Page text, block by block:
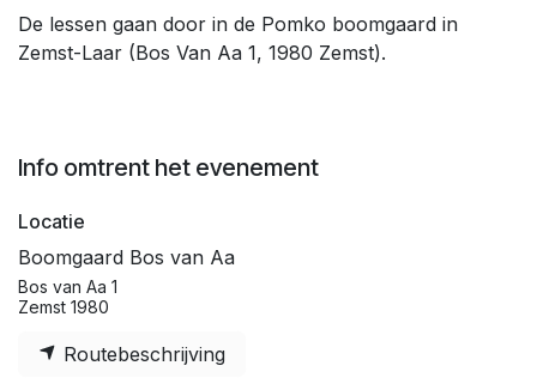
De lessen gaan door in de Pomko boomgaard in
Zemst-Laar (Bos Van Aa 1, 1980 Zemst).
Info omtrent het evenement
Locatie
Boomgaard Bos van Aa
Bos van Aa 1
Zemst 1980
Routebeschrijving